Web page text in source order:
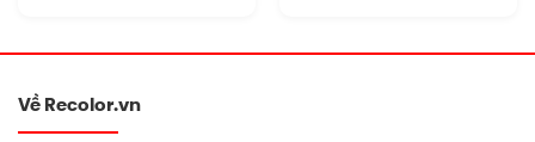
xuất theo quy cách riêng,
hình dạng trong suốt quá
Về Recolor.vn